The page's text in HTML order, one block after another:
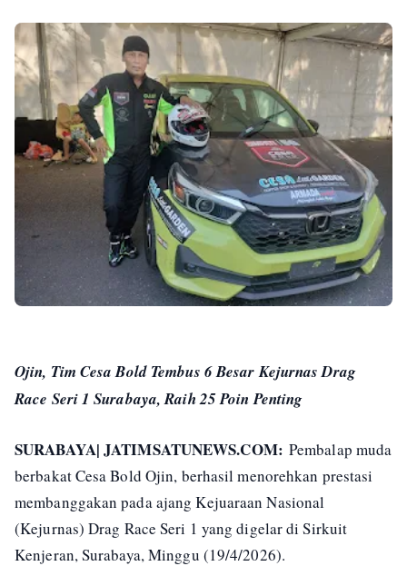
Ojin, Tim Cesa Bold Tembus 6 Besar Kejurnas Drag
Race Seri 1 Surabaya, Raih 25 Poin Penting
SURABAYA| JATIMSATUNEWS.COM: Pembalap muda
berbakat Cesa Bold Ojin, berhasil menorehkan prestasi
membanggakan pada ajang Kejuaraan Nasional
(Kejurnas) Drag Race Seri 1 yang digelar di Sirkuit
Kenjeran, Surabaya, Minggu (19/4/2026).